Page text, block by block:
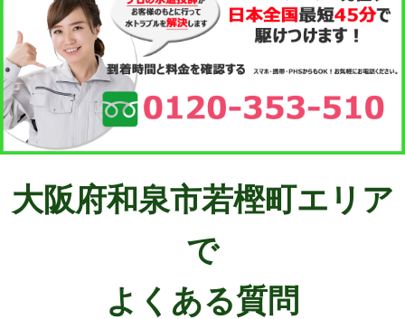
大阪府和泉市若樫町エリア
で
よくある質問